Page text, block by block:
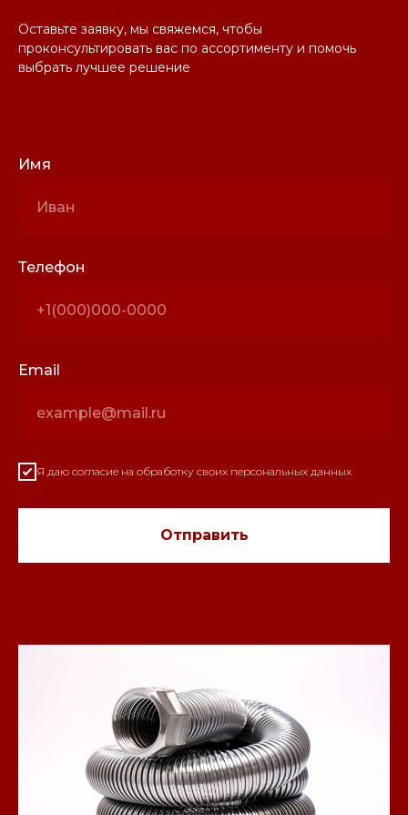
Оставьте заявку, мы свяжемся, чтобы
проконсультировать вас по ассортименту и помочь
выбрать лучшее решение
Имя
Телефон
Email
Я даю согласие на обработку своих персональных данных
Отправить